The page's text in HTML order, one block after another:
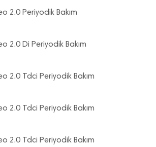
2.0 Periyodik Bakım
2.0 Di Periyodik Bakım
2.0 Tdci Periyodik Bakım
2.0 Tdci Periyodik Bakım
2.0 Tdci Periyodik Bakım